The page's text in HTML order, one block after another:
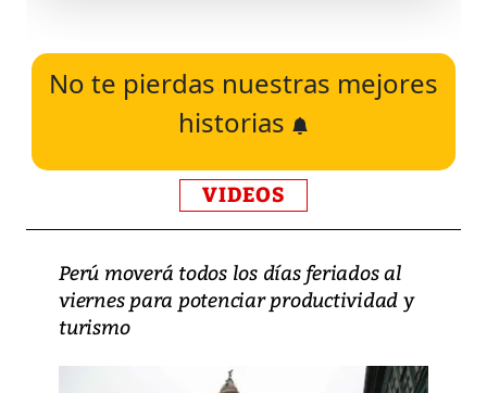
No te pierdas nuestras mejores
historias
VIDEOS
Perú moverá todos los días feriados al
viernes para potenciar productividad y
turismo